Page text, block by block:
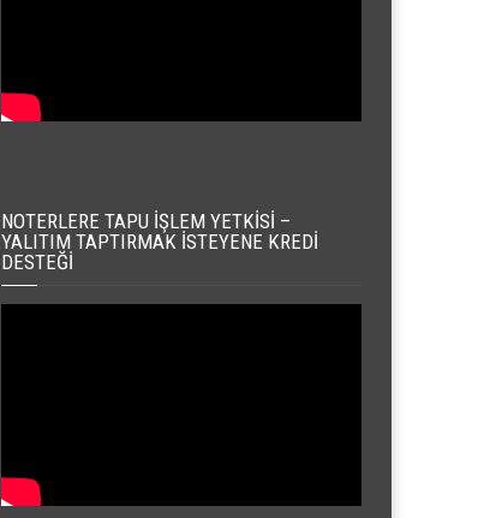
NOTERLERE TAPU İŞLEM YETKISI –
YALITIM TAPTIRMAK İSTEYENE KREDI
DESTEĞI